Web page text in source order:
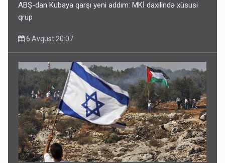
ABŞ-dan Kubaya qarşı yeni addım: MKİ daxilində xüsusi
qrup
6 Avqust 20:07